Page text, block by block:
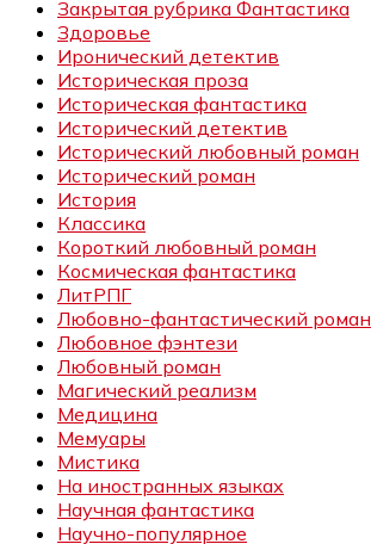
Закрытая рубрика Фантастика
Здоровье
Иронический детектив
Историческая проза
Историческая фантастика
Исторический детектив
Исторический любовный роман
Исторический роман
История
Классика
Короткий любовный роман
Космическая фантастика
ЛитРПГ
Любовно-фантастический роман
Любовное фэнтези
Любовный роман
Магический реализм
Медицина
Мемуары
Мистика
На иностранных языках
Научная фантастика
Научно-популярное